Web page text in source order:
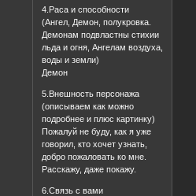
4.Раса и способности
(Ангел, Демон, полукровка.
Демонам подвластны стихии
льда и огня, Ангелам воздуха,
воды и земли)
Демон
5.Внешность персонажа
(описываем как можно
подробнее и плюс картинку)
Пожалуй не буду, как я уже
говорил, кто хочет узнать,
добро пожаловать ко мне.
Расскажу, даже покажу.
6.Связь с вами